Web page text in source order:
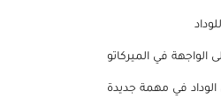
الواجهة في الميركاتو
في مهمة جديدة